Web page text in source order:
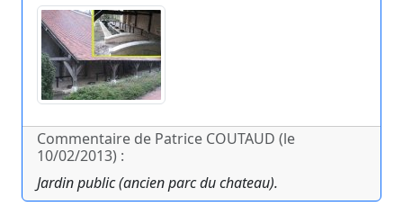
Commentaire de Patrice COUTAUD (le
10/02/2013) :
Jardin public (ancien parc du chateau).